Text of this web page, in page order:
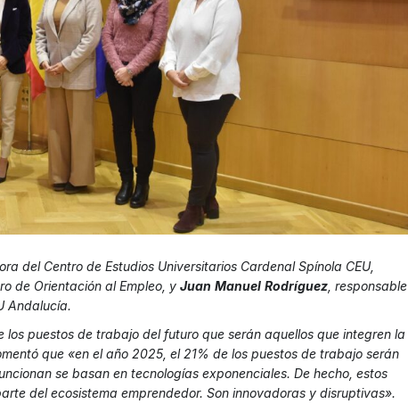
del Centro de Estudios Universitarios Cardenal Spínola CEU,
de Orientación al Empleo, y Juan Manuel Rodríguez , responsable
Andalucía.
puestos de trabajo del futuro que serán aquellos que integren la
que «en el año 2025, el 21% de los puestos de trabajo serán
se basan en tecnologías exponenciales. De hecho, estos
del ecosistema emprendedor. Son innovadoras y disruptivas».